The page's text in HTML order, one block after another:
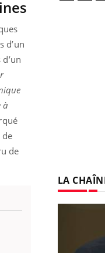
d’un
à
de
de
LA